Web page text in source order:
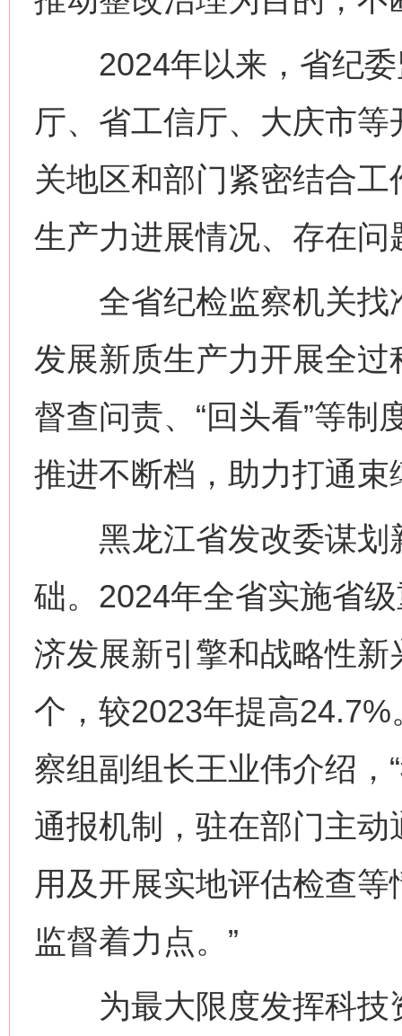
2024年以来，省纪委
厅、省工信厅、大庆市
关地区和部门紧密结合
生产力进展情况、存在问
全省纪检监察机关找
发展新质生产力开展全
督查问责、“回头看”等
推进不断档，助力打通
黑龙江省发改委谋划
础。2024年全省实施省
济发展新引擎和战略性
个，较2023年提高
察组副组长王业伟介绍，
通报机制，驻在部门主
用及开展实地评估检查
监督着力点。”
为最大限度发挥科技
网上购药对药下症？